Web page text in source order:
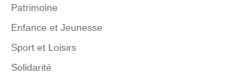
Patrimoine
Enfance et Jeunesse
Sport et Loisirs
Solidarité